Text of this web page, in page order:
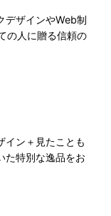
デザインやWeb制
の人に贈る信頼の
イン＋見たことも
た特別な逸品をお